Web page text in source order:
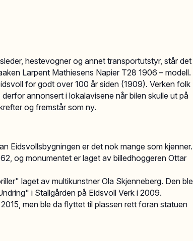
hestevogner og annet transportutstyr, står det
Larpent Mathiesens Napier T28 1906 – modell.
for godt over 100 år siden (1909). Verken folk
annonsert i lokalavisene når bilen skulle ut på
og fremstår som ny.
Eidsvollsbygningen er det nok mange som kjenner.
og monumentet er laget av billedhoggeren Ottar
laget av multikunstner Ola Skjenneberg. Den ble
i Stallgården på Eidsvoll Verk i 2009.
men ble da flyttet til plassen rett foran statuen